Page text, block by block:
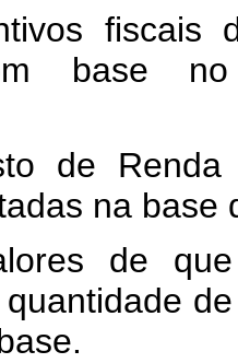
fiscais
base
de
na base
de